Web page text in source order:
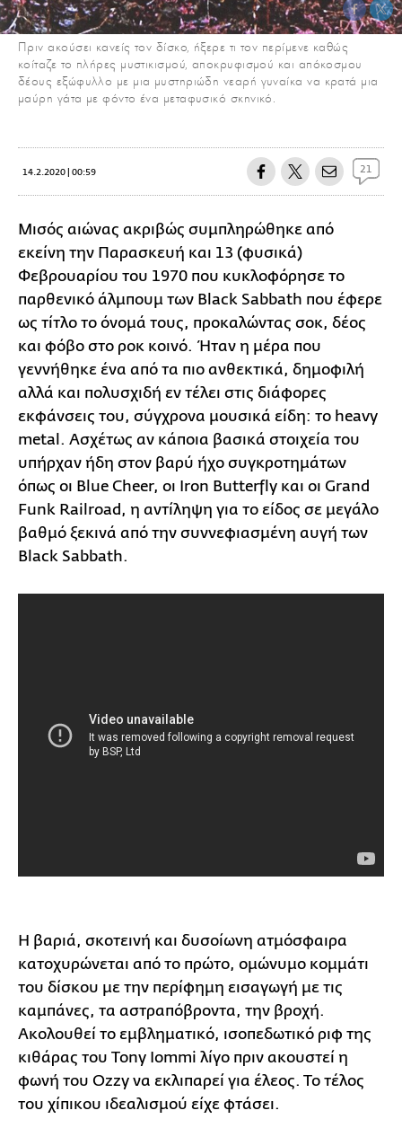
Πριν ακούσει κανείς τον δίσκο, ήξερε τι τον περίμενε καθώς
κοίταζε το πλήρες μυστικισμού, αποκρυφισμού και απόκοσμου
δέους εξώφυλλο με μια μυστηριώδη νεαρή γυναίκα να κρατά μια
μαύρη γάτα με φόντο ένα μεταφυσικό σκηνικό.
14.2.2020 | 00:59 21
Μισός αιώνας ακριβώς συμπληρώθηκε από
εκείνη την Παρασκευή και 13 (φυσικά)
Φεβρουαρίου του 1970 που κυκλοφόρησε το
παρθενικό άλμπουμ των Black Sabbath που έφερε
ως τίτλο το όνομά τους, προκαλώντας σοκ, δέος
και φόβο στο ροκ κοινό. Ήταν η μέρα που
γεννήθηκε ένα από τα πιο ανθεκτικά, δημοφιλή
αλλά και πολυσχιδή εν τέλει στις διάφορες
εκφάνσεις του, σύγχρονα μουσικά είδη: το heavy
metal. Ασχέτως αν κάποια βασικά στοιχεία του
υπήρχαν ήδη στον βαρύ ήχο συγκροτημάτων
όπως οι Blue Cheer, οι Iron Butterfly και οι Grand
Funk Railroad, η αντίληψη για το είδος σε μεγάλο
βαθμό ξεκινά από την συννεφιασμένη αυγή των
Black Sabbath.
Η βαριά, σκοτεινή και δυσοίωνη ατμόσφαιρα
κατοχυρώνεται από το πρώτο, ομώνυμο κομμάτι
του δίσκου με την περίφημη εισαγωγή με τις
καμπάνες, τα αστραπόβροντα, την βροχή.
Ακολουθεί το εμβληματικό, ισοπεδωτικό ριφ της
κιθάρας του Tony Iommi λίγο πριν ακουστεί η
φωνή του Ozzy να εκλιπαρεί για έλεος. Το τέλος
του χίπικου ιδεαλισμού είχε φτάσει.